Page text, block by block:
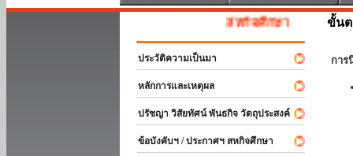
สหกิจศึกษา ยินดีต้อนรับ
ประวัติความเป็นมา
หลักการและเหตุผล
ปรัชญา วิสัยทัศน์ พันธกิจ วัตถุประสงค์
ข้อบังคับฯ / ประกาศฯ สหกิจศึกษา
ขั้นต
การ